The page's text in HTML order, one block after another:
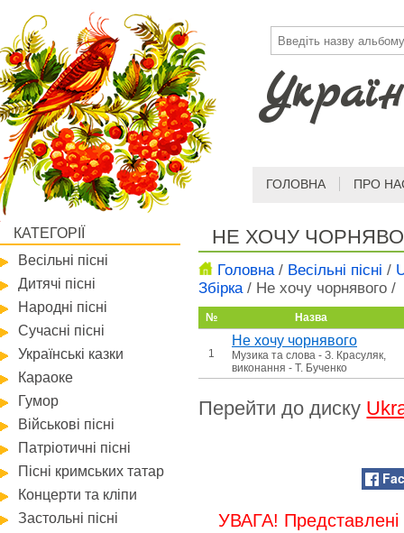
ГОЛОВНА ПРО
КАТЕГОРІЇ
Весільні пісні
Дитячі пісні
Народні пісні
Сучасні пісні
Українські казки
Караоке
Гумор
Військові пісні
Патріотичні пісні
Пісні кримських татар
Концерти та кліпи
Застольні пісні
НЕ ХОЧУ
Головна/ Весільні пісні /
Збірка/ Не хочу чорнявого /
№ Назва
1
Не хочу чорнявого
Музика та слова - З. Красуляк,
виконання - Т. Бученко
Перейти до диску
УВАГА! Представлені